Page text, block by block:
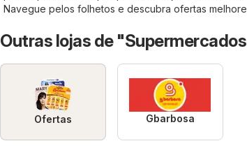
Navegue pelos folhetos e descubra ofertas
Outras lojas de
Ofertas Gbarbosa